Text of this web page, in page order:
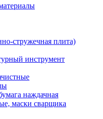
стружечная плита)
инструмент
наждачная
маски сварщика